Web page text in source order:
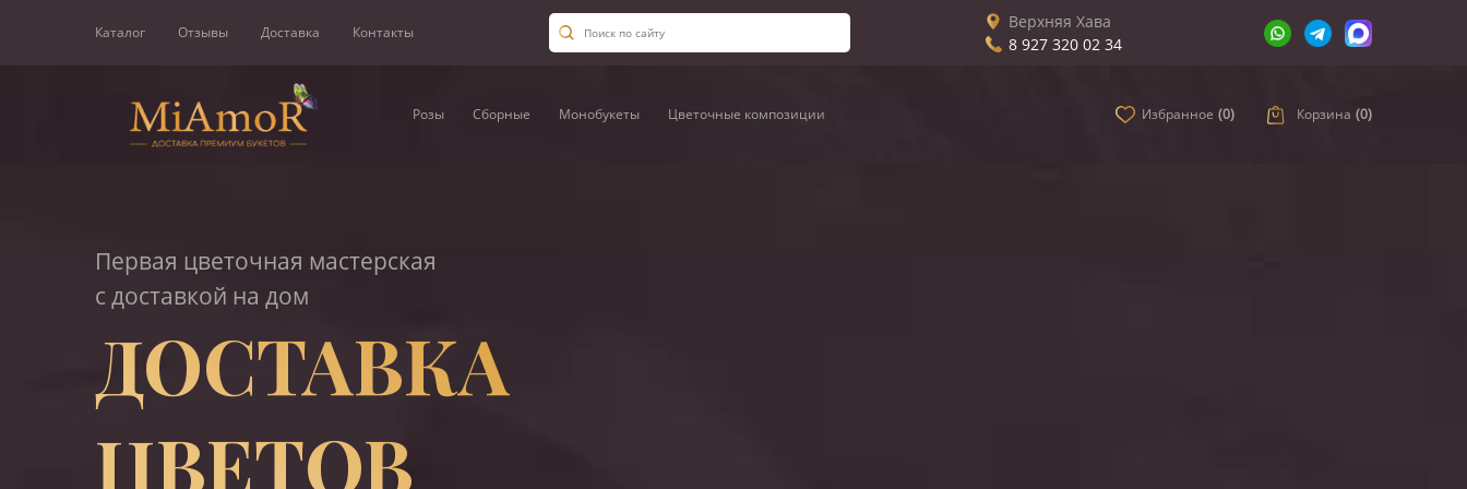
Каталог Отзывы Доставка Контакты
Верхняя Хава
8 927 320 02 34
Розы Сборные Монобукеты Цветочные композиции Избранное (0) Корзина (0)
Первая цветочная мастерская
с доставкой на дом
ДОСТАВКА
ЦВЕТОВ